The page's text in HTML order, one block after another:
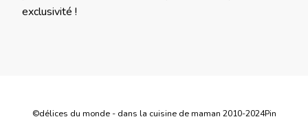
exclusivité !
©délices du monde - dans la cuisine de maman 2010-2024Pin